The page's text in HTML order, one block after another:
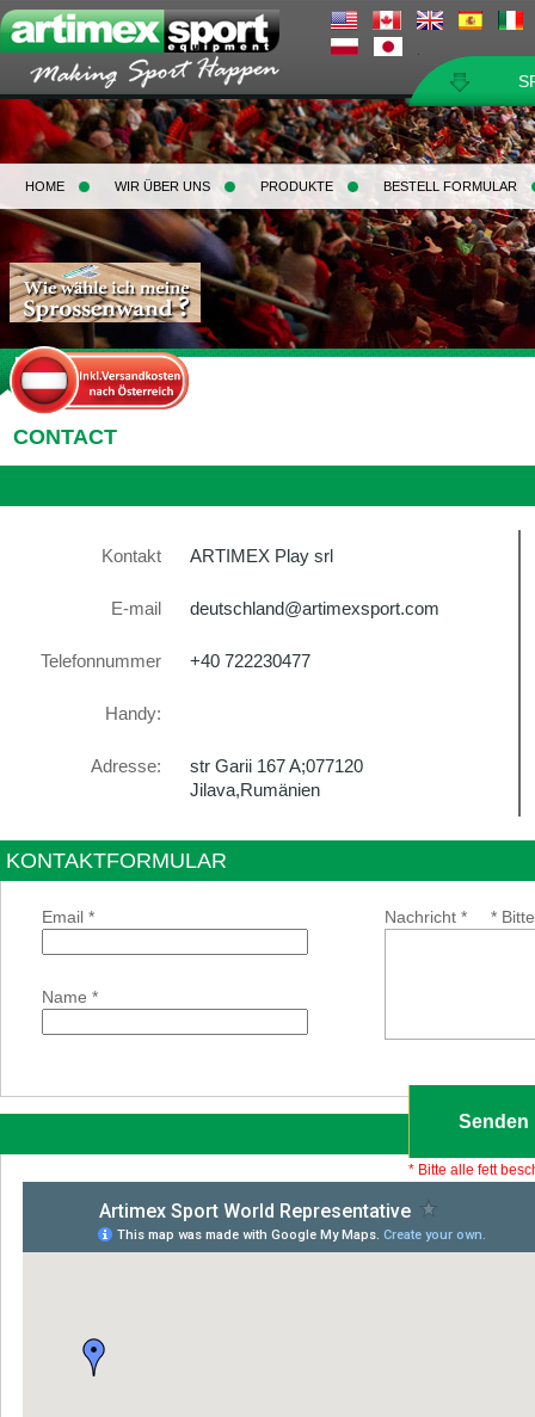
HOME WIR ÜBER UNS PRODUKTE BESTELL FORMULAR
Home > Contact
CONTACT
Kontakt ARTIMEX Play srl
E-mail deutschland@artimexsport.com
Telefonnummer +40 722230477
Handy:
Adresse:
str Garii 167 A;077120
Jilava,Rumänien
KONTAKTFORMULAR
Email *
Name *
Nachricht * *
* Bitte alle fett